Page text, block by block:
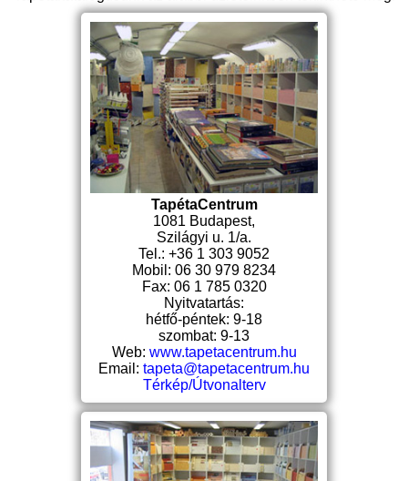
TapétaCentrum
1081 Budapest,
Szilágyi u. 1/a.
Tel.: +36 1 303 9052
Mobil: 06 30 979 8234
Fax: 06 1 785 0320
Nyitvatartás:
hétfő-péntek: 9-18
szombat: 9-13
Web: www.tapetacentrum.hu
Email: tapeta@tapetacentrum.hu
Térkép/Útvonalterv